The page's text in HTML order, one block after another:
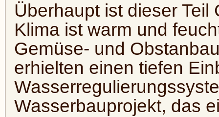
Überhaupt ist dieser
Klima ist warm und
Gemüse- und
erhielten einen tiefen
Wasserbauprojekt, das